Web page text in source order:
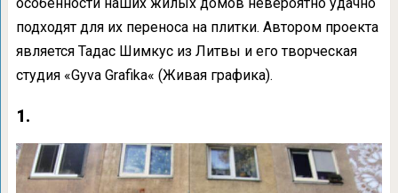
подходят для их переноса на плитки. Автором проекта
является Тадас Шимкус из Литвы и его творческая
студия «Gyva Grafika« (Живая графика).
1.